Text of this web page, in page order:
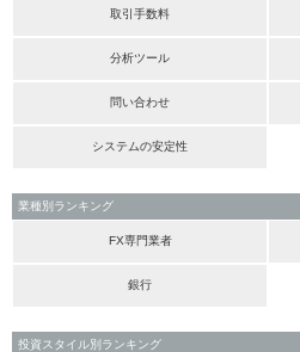
取引手数料
分析ツール
問い合わせ
システムの安定性
業種別ランキング
FX専門業者
銀行
投資スタイル別ランキング